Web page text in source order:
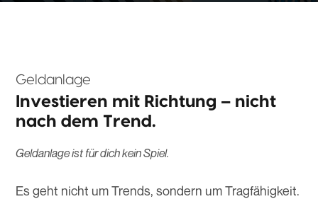
Geldanlage
Investieren mit Richtung – nicht
nach dem Trend.
Geldanlage ist für dich kein Spiel.
Es geht nicht um Trends, sondern um Tragfähigkeit.